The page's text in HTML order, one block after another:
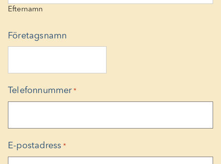
Efternamn
Företagsnamn
Telefonnummer *
E-postadress *